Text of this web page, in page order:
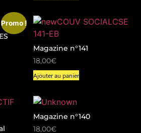
Promo !
Magazine n°141
18,00€
Ajouter au panier
Magazine n°140
18,00€